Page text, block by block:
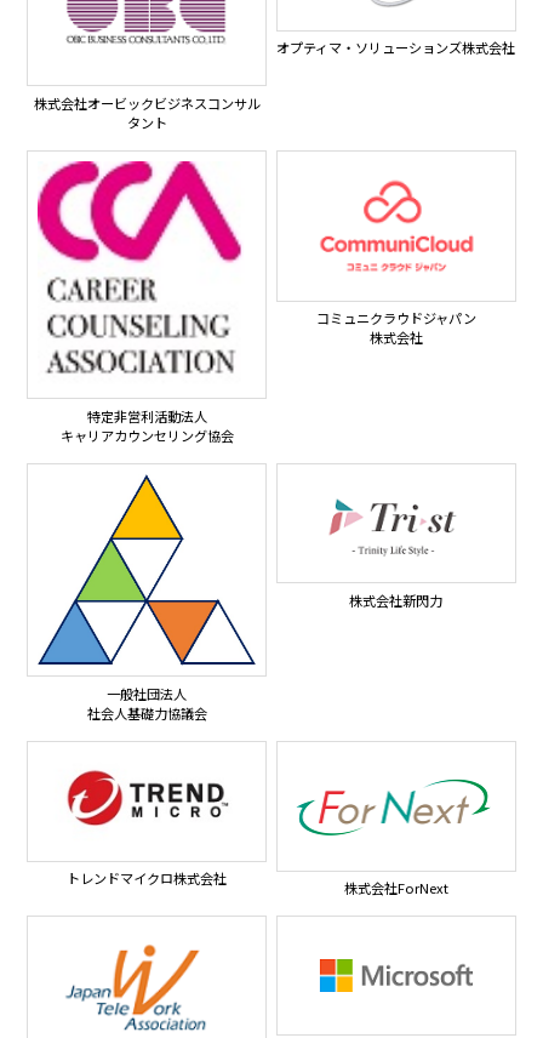
株式会社オービックビジネスコンサル
タント
オプティマ・ソリューションズ株式会社
特定非営利活動法人
キャリアカウンセリング協会
コミュニクラウドジャパン
株式会社
一般社団法人
社会人基礎力協議会
株式会社新閃力
トレンドマイクロ株式会社
株式会社ForNext